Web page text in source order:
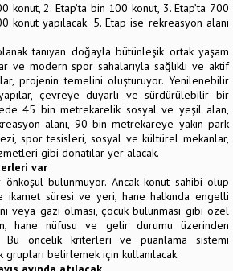
konut, 2. Etap’ta bin 100 konut, 3. Etap’ta 700
konut yapılacak. 5. Etap ise rekreasyon alanı
tanıyan doğayla bütünleşik ortak yaşam
ve modern spor sahalarıyla sağlıklı ve aktif
projenin temelini oluşturuyor. Yenilenebilir
çevreye duyarlı ve sürdürülebilir bir
45 bin metrekarelik sosyal ve yeşil alan,
alanı, 90 bin metrekareye yakın park
spor tesisleri, sosyal ve kültürel mekanlar,
gibi donatılar yer alacak.
var
bulunmuyor. Ancak konut sahibi olup
ikamet süresi ve yeri, hane halkında engelli
veya gazi olması, çocuk bulunması gibi özel
hane nüfusu ve gelir durumu üzerinden
öncelik kriterleri ve puanlama sistemi
grupları belirlemek için kullanılacak.